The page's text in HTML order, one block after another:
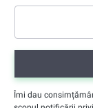
Îmi dau